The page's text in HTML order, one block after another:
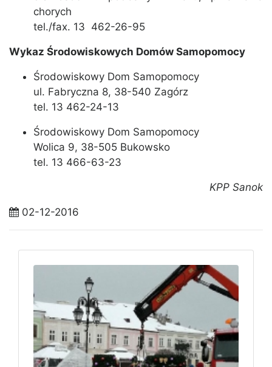
chorych
tel./fax. 13 462-26-95
Wykaz Środowiskowych Domów Samopomocy
Środowiskowy Dom Samopomocy
ul. Fabryczna 8, 38-540 Zagórz
tel. 13 462-24-13
Środowiskowy Dom Samopomocy
Wolica 9, 38-505 Bukowsko
tel. 13 466-63-23
KPP Sanok
02-12-2016